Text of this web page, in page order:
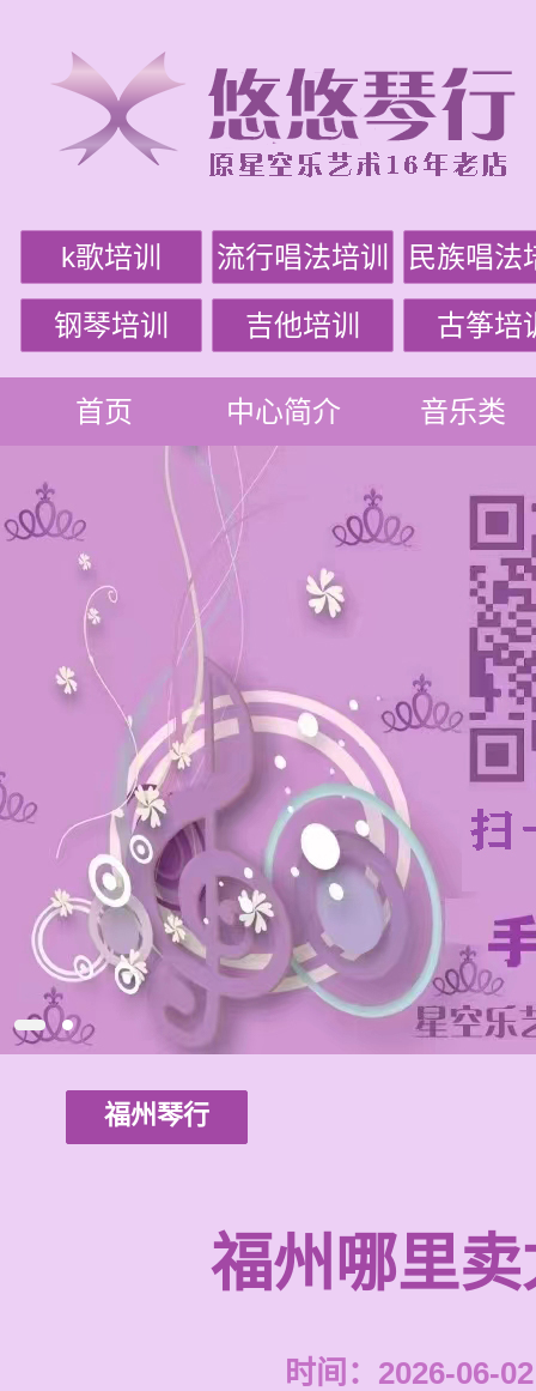
k歌培训 流行唱法培训 民族唱法
钢琴培训 吉他培训 古筝培
首页 中心简介 音乐类
福州琴行
福州哪里
时间：2026-06-